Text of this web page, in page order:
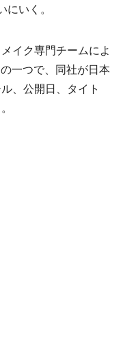
いく。
イク専門チームによ
一つで、同社が日本
、公開日、タイト